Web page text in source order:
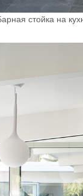
стойка на